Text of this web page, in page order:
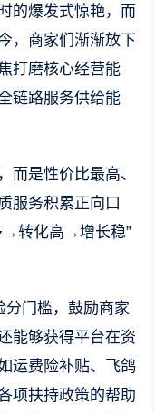
的爆发式惊艳，而
，商家们渐渐放下
打磨核心经营能
链路服务供给能
而是性价比最高、
服务积累正向口
→转化高→增长稳”
分门槛，鼓励商家
能够获得平台在资
运费险补贴、飞鸽
项扶持政策的帮助